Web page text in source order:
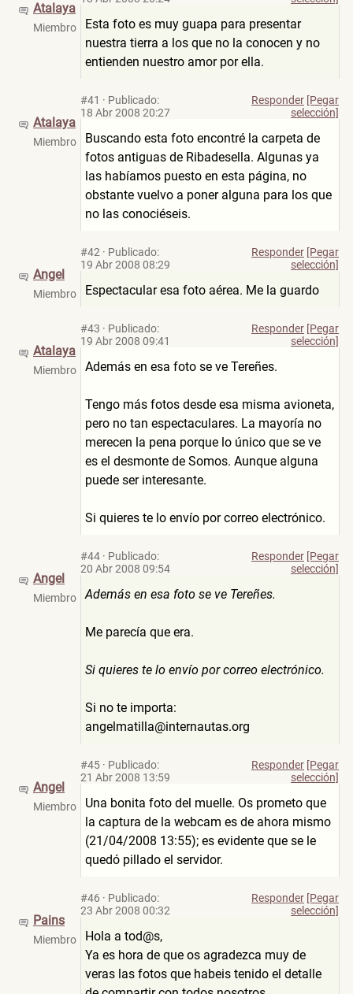
Atalaya
Miembro
Esta foto es muy guapa para presentar
nuestra tierra a los que no la conocen y no
entienden nuestro amor por ella.
Atalaya
Miembro
#41 · Publicado:
18 Abr 2008 20:27
Responder [Pegar
selección]
Buscando esta foto encontré la carpeta de
fotos antiguas de Ribadesella. Algunas ya
las habíamos puesto en esta página, no
obstante vuelvo a poner alguna para los que
no las conociéseis.
Angel
Miembro
#42 · Publicado:
19 Abr 2008 08:29
Responder [Pegar
selección]
Espectacular esa foto aérea. Me la guardo
Atalaya
Miembro
#43 · Publicado:
19 Abr 2008 09:41
Responder [Pegar
selección]
Además en esa foto se ve Tereñes.
Tengo más fotos desde esa misma avioneta,
pero no tan espectaculares. La mayoría no
merecen la pena porque lo único que se ve
es el desmonte de Somos. Aunque alguna
puede ser interesante.
Si quieres te lo envío por correo electrónico.
Angel
Miembro
#44 · Publicado:
20 Abr 2008 09:54
Responder [Pegar
selección]
Además en esa foto se ve Tereñes.
Me parecía que era.
Si quieres te lo envío por correo electrónico.
Si no te importa:
angelmatilla@internautas.org
Angel
Miembro
#45 · Publicado:
21 Abr 2008 13:59
Responder [Pegar
selección]
Una bonita foto del muelle. Os prometo que
la captura de la webcam es de ahora mismo
(21/04/2008 13:55); es evidente que se le
quedó pillado el servidor.
Pains
Miembro
#46 · Publicado:
23 Abr 2008 00:32
Responder [Pegar
selección]
Hola a tod@s,
Ya es hora de que os agradezca muy de
veras las fotos que habeis tenido el detalle